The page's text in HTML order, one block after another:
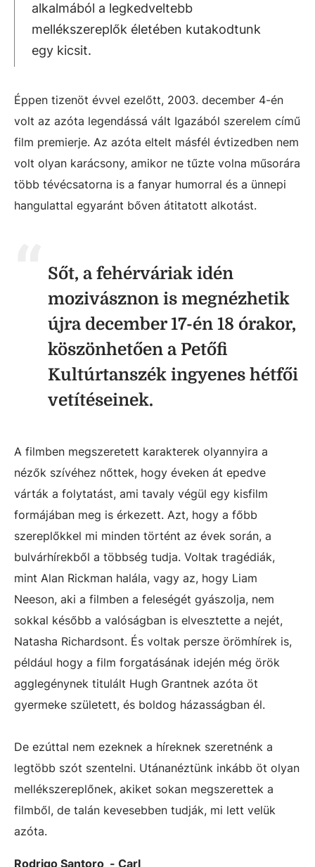
alkalmából a legkedveltebb
mellékszereplők életében kutakodtunk
egy kicsit.
Éppen tizenöt évvel ezelőtt, 2003. december 4-én
volt az azóta legendássá vált Igazából szerelem című
film premierje. Az azóta eltelt másfél évtizedben nem
volt olyan karácsony, amikor ne tűzte volna műsorára
több tévécsatorna is a fanyar humorral és a ünnepi
hangulattal egyaránt bőven átitatott alkotást.
Sőt, a fehérváriak idén
mozivásznon is megnézhetik
újra december 17-én 18 órakor,
köszönhetően a Petőfi
Kultúrtanszék ingyenes hétfői
vetítéseinek.
A filmben megszeretett karakterek olyannyira a
nézők szívéhez nőttek, hogy éveken át epedve
várták a folytatást, ami tavaly végül egy kisfilm
formájában meg is érkezett. Azt, hogy a főbb
szereplőkkel mi minden történt az évek során, a
bulvárhírekből a többség tudja. Voltak tragédiák,
mint Alan Rickman halála, vagy az, hogy Liam
Neeson, aki a filmben a feleségét gyászolja, nem
sokkal később a valóságban is elvesztette a nejét,
Natasha Richardsont. És voltak persze örömhírek is,
például hogy a film forgatásának idején még örök
agglegénynek titulált Hugh Grantnek azóta öt
gyermeke született, és boldog házasságban él.
De ezúttal nem ezeknek a híreknek szeretnénk a
legtöbb szót szentelni. Utánanéztünk inkább öt olyan
mellékszereplőnek, akiket sokan megszerettek a
filmből, de talán kevesebben tudják, mi lett velük
azóta.
Rodrigo Santoro - Carl